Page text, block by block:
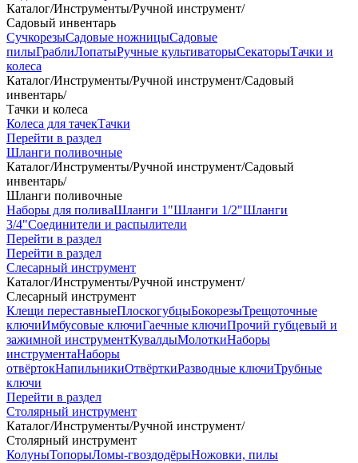
Каталог/Инструменты/Ручной инструмент/
Садовый инвентарь
СучкорезыСадовые ножницыСадовые
пилыГраблиЛопатыРучные культиваторыСекаторыТачки и
колеса
Каталог/Инструменты/Ручной инструмент/Садовый
инвентарь/
Тачки и колеса
Колеса для тачекТачки
Перейти в раздел
Шланги поливочные
Каталог/Инструменты/Ручной инструмент/Садовый
инвентарь/
Шланги поливочные
Наборы для поливаШланги 1"Шланги 1/2"Шланги
3/4"Соединители и распылители
Перейти в раздел
Перейти в раздел
Слесарный инструмент
Каталог/Инструменты/Ручной инструмент/
Слесарный инструмент
Клещи переставныеПлоскогубцыБокорезыТрещоточные
ключиИмбусовые ключиГаечные ключиПрочий губцевый и
зажимной инструментКувалдыМолоткиНаборы
инструментаНаборы
отвёртокНапильникиОтвёрткиРазводные ключиТрубные
ключи
Перейти в раздел
Столярный инструмент
Каталог/Инструменты/Ручной инструмент/
Столярный инструмент
КолуныТопорыЛомы-гвоздодёрыНожовки, пилы